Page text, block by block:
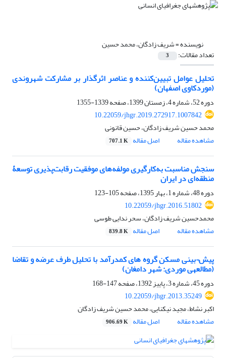
نویسنده =شریف زادگان، محمد حسین
تعداد مقالات: 3
تحلیل عوامل تبیین‌کننده و عناصر اثرگذار بر مشارکت شهروندی
(موردکاوی اصفهان)
دوره 52، شماره 4، زمستان 1399، صفحه
1339-1355
10.22059/jhgr.2019.272917.1007842
محمد حسین شریف زادگان، حسین قانونی
مشاهده مقاله
اصل مقاله 707.1 K
سنجش مناسبت به‌کارگیری مولفه‌های موفقیت رقابت‌پذیری توسعۀ
منطقه‌ای در ایران
دوره 48، شماره 1، بهار 1395، صفحه
105-123
10.22059/jhgr.2016.51802
محمدحسین شریف زادگان، سحر ندایی طوسی
مشاهده مقاله
اصل مقاله 839.8 K
پیش¬بینی مسکن گروه های کم‎درآمد با تحلیل طرف عرضه و تقاضا
(مطالعه‎ی موردی: شهر دامغان)
دوره 45، شماره 3، پاییز 1392، صفحه
147-168
10.22059/jhgr.2013.35249
اکبر نشاط، مجید نیکنایی، محمد حسین شریف زادگان
مشاهده مقاله
اصل مقاله 906.69 K